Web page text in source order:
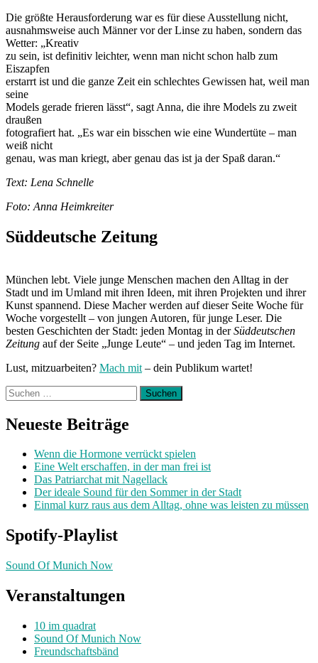
Die größte Herausforderung war es für diese Ausstellung nicht,
ausnahmsweise auch Männer vor der Linse zu haben, sondern das
Wetter: „Kreativ
zu sein, ist definitiv leichter, wenn man nicht schon halb zum
Eiszapfen
erstarrt ist und die ganze Zeit ein schlechtes Gewissen hat, weil man
seine
Models gerade frieren lässt“, sagt Anna, die ihre Models zu zweit
draußen
fotografiert hat. „Es war ein bisschen wie eine Wundertüte – man
weiß nicht
genau, was man kriegt, aber genau das ist ja der Spaß daran.“
Text: Lena Schnelle
Foto: Anna Heimkreiter
Süddeutsche Zeitung
München lebt. Viele junge Menschen machen den Alltag in der
Stadt und im Umland mit ihren Ideen, mit ihren Projekten und ihrer
Kunst spannend. Diese Macher werden auf dieser Seite Woche für
Woche vorgestellt – von jungen Autoren, für junge Leser. Die
besten Geschichten der Stadt: jeden Montag in derSüddeutschen
Zeitung auf der Seite „Junge Leute“ – und jeden Tag im Internet.
Lust, mitzuarbeiten? Mach mit – dein Publikum wartet!
Suchen
nach:
Neueste Beiträge
Wenn die Hormone verrückt spielen
Eine Welt erschaffen, in der man frei ist
Das Patriarchat mit Nagellack
Der ideale Sound für den Sommer in der Stadt
Einmal kurz raus aus dem Alltag, ohne was leisten zu müssen
Spotify-Playlist
Sound Of Munich Now
Veranstaltungen
10 im quadrat
Sound Of Munich Now
Freundschaftsbänd